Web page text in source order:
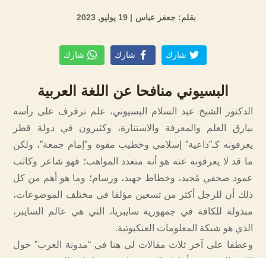
بقلم: جعفر عباس | 19 يوليو, 2023
شارك شارك شارك
البسيوني منافحا عن اللغة العربية
الدكتور الشيخ عبد السلام البسيوني، علم ترفرف على رأسه
بيارق العلم والمعرفة والاستنارة، وكثيرون في دولة قطر
يعرفونه كـ”داعية” إسلامي وخطيب مفوه و”إمام جمعة”، ولكن
ما قد لا يعرفونه عنه هو أنه متعدد المواهب؛ فهو شاعر وكاتب
عمود صحفي مُجيد، وخطاط جهبذ، ورسام؛ وما هو أهم من كل
ذلك أن للرجل أكثر من تسعين مؤلفا في مختلف الموضوعات،
مبذولة للكافة في جمهورية سايبريا، التي هي عالم السايبر،
الذي هو شبكة المعلومات العنكبوتية.
وعطفا على آخر ثلاث مقالات لي هنا في “مدونة العرب” حول